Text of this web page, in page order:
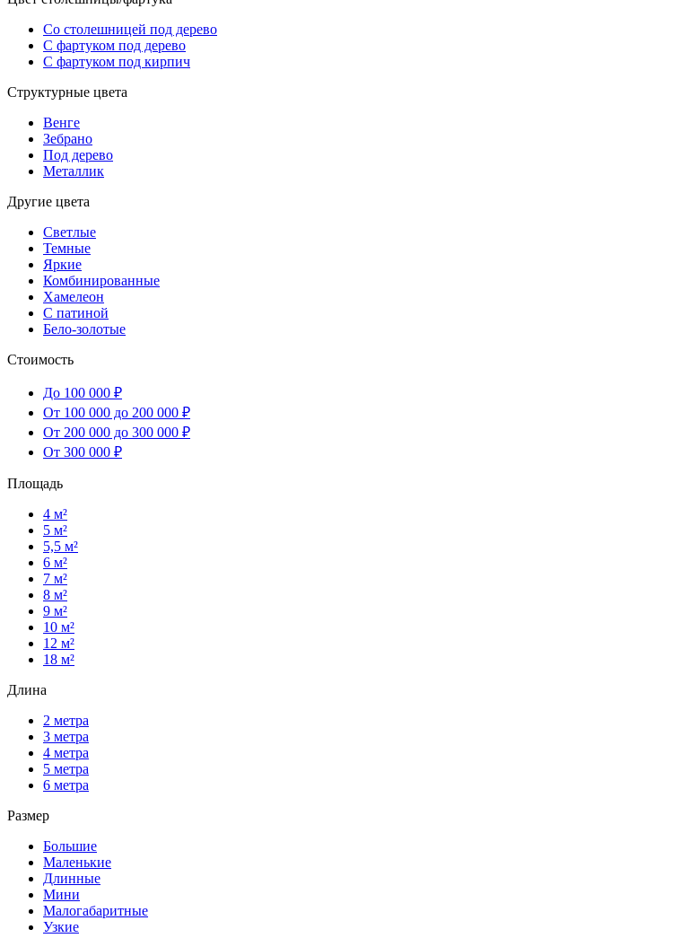
Со столешницей под дерево
С фартуком под дерево
С фартуком под кирпич
Структурные цвета
Венге
Зебрано
Под дерево
Металлик
Другие цвета
Светлые
Темные
Яркие
Комбинированные
Хамелеон
С патиной
Бело-золотые
Стоимость
До 100 000 ₽
От 100 000 до 200 000 ₽
От 200 000 до 300 000 ₽
От 300 000 ₽
Площадь
4 м²
5 м²
5,5 м²
6 м²
7 м²
8 м²
9 м²
10 м²
12 м²
18 м²
Длина
2 метра
3 метра
4 метра
5 метра
6 метра
Размер
Большие
Маленькие
Длинные
Мини
Малогабаритные
Узкие